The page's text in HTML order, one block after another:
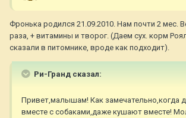
Фронька родился 21.09.2010. Нам почти 2 мес.
раза, + витамины и творог. (Даем сух. корм
сказали в питомнике, вроде как подходит).
Ри-Гранд сказал:
Привет,малышам! Как замечательно,когда
вместе с собаками,даже кушают вместе!